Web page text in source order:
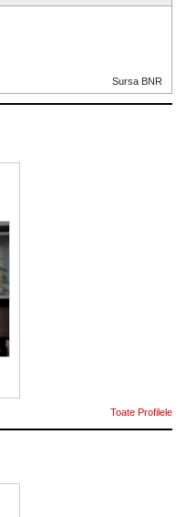
Sursa BNR
Toate Profilele